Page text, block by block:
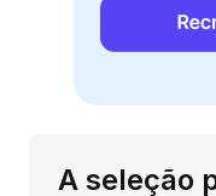
A seleção